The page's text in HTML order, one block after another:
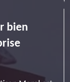
bien